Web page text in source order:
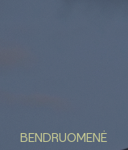
BENDRUOMENĖ